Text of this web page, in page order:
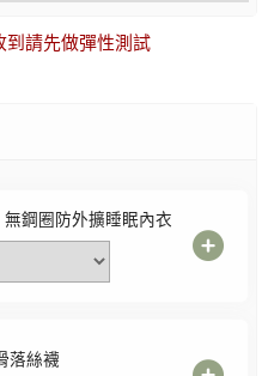
到請先做彈性測試
鋼圈防外擴睡眠內衣
落絲襪